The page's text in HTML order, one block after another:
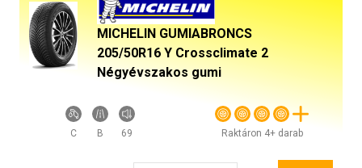
MICHELIN GUMIABRONCS
205/50R16 Y Crossclimate 2
Négyévszakos gumi
C B 69 Raktáron 4+ darab